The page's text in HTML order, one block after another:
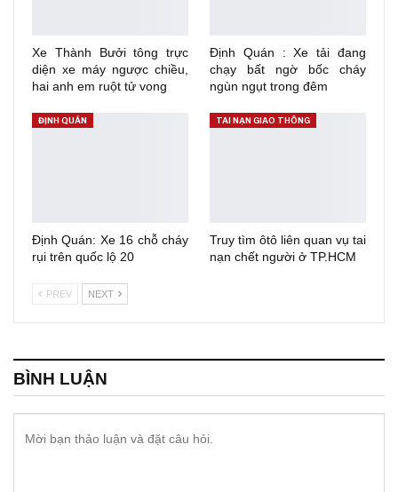
Xe Thành Bưởi tông trực
diện xe máy ngược chiều,
hai anh em ruột tử vong
Định Quán : Xe tải đang
chạy bất ngờ bốc cháy
ngùn ngụt trong đêm
ĐỊNH QUÁN
Định Quán: Xe 16 chỗ cháy
rụi trên quốc lộ 20
TAI NẠN GIAO THÔNG
Truy tìm ôtô liên quan vụ tai
nạn chết người ở TP.HCM
PREV NEXT
BÌNH LUẬN